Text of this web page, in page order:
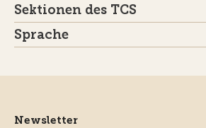
Sektionen des TCS
Sprache
Newsletter